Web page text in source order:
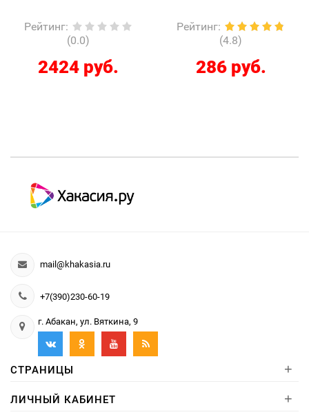
Рейтинг:
(0.0)
2424 руб.
Рейтинг:
(4.8)
286 руб.
mail@khakasia.ru
+7(390)230-60-19
г. Абакан, ул. Вяткина, 9
СТРАНИЦЫ +
ЛИЧНЫЙ КАБИНЕТ +